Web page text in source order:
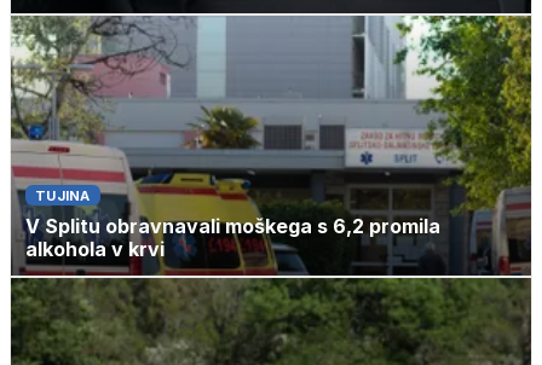
TUJINA
V Splitu obravnavali moškega s 6,2 promila
alkohola v krvi